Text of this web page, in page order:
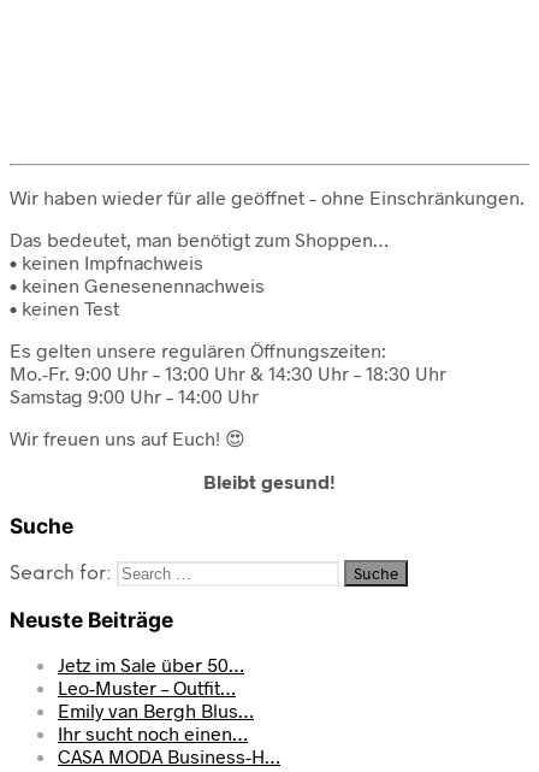
Wir haben wieder für alle geöffnet – ohne Einschränkungen.
Das bedeutet, man benötigt zum Shoppen…
• keinen Impfnachweis
• keinen Genesenennachweis
• keinen Test
Es gelten unsere regulären Öffnungszeiten:
Mo.-Fr. 9:00 Uhr – 13:00 Uhr & 14:30 Uhr – 18:30 Uhr
Samstag 9:00 Uhr – 14:00 Uhr
Wir freuen uns auf Euch! 😍
Bleibt gesund!
Suche
Search for:
Neuste Beiträge
Jetz im Sale über 50…
Leo-Muster – Outfit…
Emily van Bergh Blus…
Ihr sucht noch einen…
CASA MODA Business-H…